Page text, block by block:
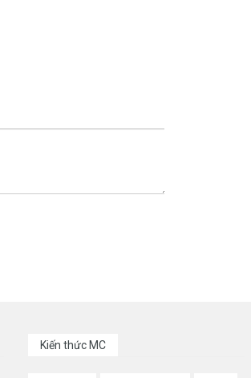
Kiến thức MC